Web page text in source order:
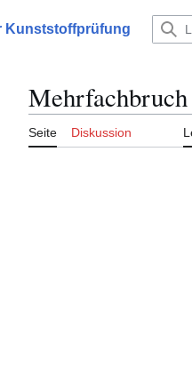
Kunststoffprüfung
Seite Diskussion